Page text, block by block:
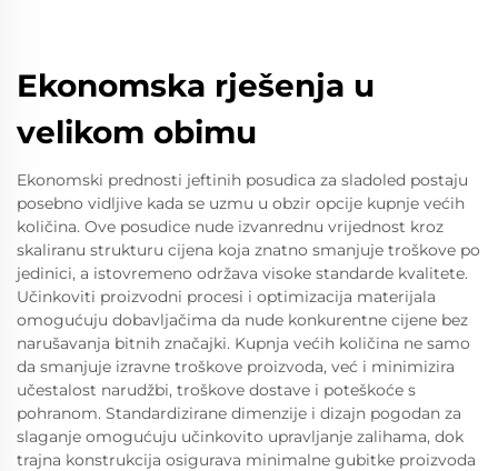
Ekonomska rješenja u
velikom obimu
Ekonomski prednosti jeftinih posudica za sladoled postaju
posebno vidljive kada se uzmu u obzir opcije kupnje većih
količina. Ove posudice nude izvanrednu vrijednost kroz
skaliranu strukturu cijena koja znatno smanjuje troškove po
jedinici, a istovremeno održava visoke standarde kvalitete.
Učinkoviti proizvodni procesi i optimizacija materijala
omogućuju dobavljačima da nude konkurentne cijene bez
narušavanja bitnih značajki. Kupnja većih količina ne samo
da smanjuje izravne troškove proizvoda, već i minimizira
učestalost narudžbi, troškove dostave i poteškoće s
pohranom. Standardizirane dimenzije i dizajn pogodan za
slaganje omogućuju učinkovito upravljanje zalihama, dok
trajna konstrukcija osigurava minimalne gubitke proizvoda